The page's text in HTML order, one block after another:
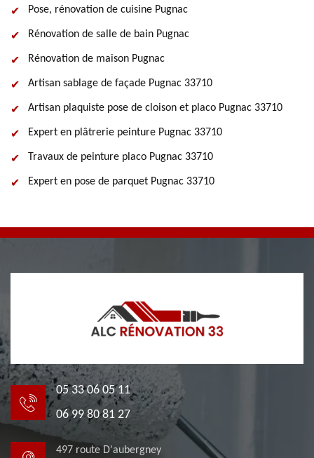
Pose, rénovation de cuisine Pugnac
Rénovation de salle de bain Pugnac
Rénovation de maison Pugnac
Artisan sablage de façade Pugnac 33710
Artisan plaquiste pose de cloison et placo Pugnac 33710
Expert en plâtrerie peinture Pugnac 33710
Travaux de peinture placo Pugnac 33710
Expert en pose de parquet Pugnac 33710
05 33 06 05 11
06 99 80 81 27
497 route D'aubergney